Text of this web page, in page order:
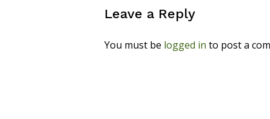
Leave a Reply
You must be logged in to post a